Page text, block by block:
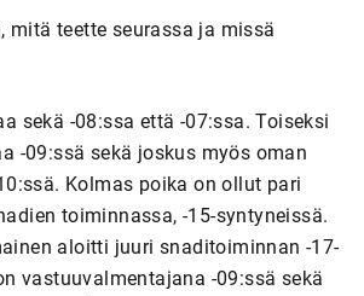
mitä teette seurassa ja missä
sekä -08:ssa että -07:ssa. Toiseksi
-09:ssä sekä joskus myös oman
Kolmas poika on ollut pari
toiminnassa, -15-syntyneissä.
aloitti juuri snaditoiminnan -17-
vastuuvalmentajana -09:ssä sekä